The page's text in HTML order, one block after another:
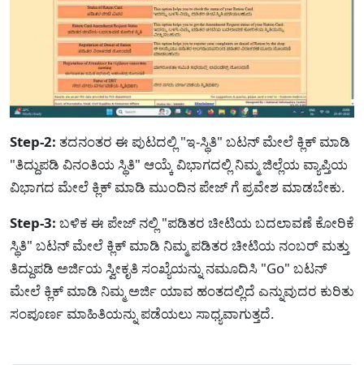
Step-2: ತದನಂತರ ಈ ಪುಟದಲ್ಲಿ "ಇ-ಸ್ಥಿತಿ" ಬಟನ್ ಮೇಲೆ ಕ್ಲಿಕ್ ಮಾಡಿ
"ತಿದ್ದುಪಡಿ ವಿನಂತಿಯ ಸ್ಥಿತಿ" ಆಯ್ಕೆ ವಿಭಾಗದಲ್ಲಿ ನಿಮ್ಮ ಜಿಲ್ಲೆಯ ವ್ಯಾಪ್ತಿಯ
ವಿಭಾಗದ ಮೇಲೆ ಕ್ಲಿಕ್ ಮಾಡಿ ಮುಂದಿನ ಪೇಜ್ ಗೆ ಪ್ರವೇಶ ಮಾಡಬೇಕು.
Step-3: ಬಳಿಕ ಈ ಪೇಜ್ ನಲ್ಲಿ "ಪಡಿತರ ಚೀಟಿಯ ಬದಲಾವಣೆ ಕೋರಿಕೆ
ಸ್ಥಿತಿ" ಬಟನ್ ಮೇಲೆ ಕ್ಲಿಕ್ ಮಾಡಿ ನಿಮ್ಮ ಪಡಿತರ ಚೀಟಿಯ ನಂಬರ್ ಮತ್ತು
ತಿದ್ದುಪಡಿ ಅರ್ಜಿಯ ಸ್ವೀಕೃತಿ ಸಂಖ್ಯೆಯನ್ನು ನಮೂದಿಸಿ "Go" ಬಟನ್
ಮೇಲೆ ಕ್ಲಿಕ್ ಮಾಡಿ ನಿಮ್ಮ ಅರ್ಜಿ ಯಾವ ಹಂತದಲ್ಲಿದೆ ಎನ್ನುವುದರ ಕುರಿತು
ಸಂಪೂರ್ಣ ಮಾಹಿತಿಯನ್ನು ಪಡೆಯಲು ಸಾಧ್ಯವಾಗುತ್ತದೆ.